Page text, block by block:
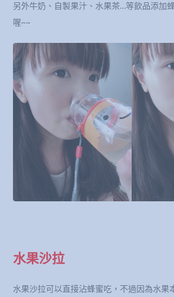
另外牛奶、自製果汁、水果茶…等飲品添加
喔~~
水果沙拉
水果沙拉可以直接沾蜂蜜吃，不過因為水果